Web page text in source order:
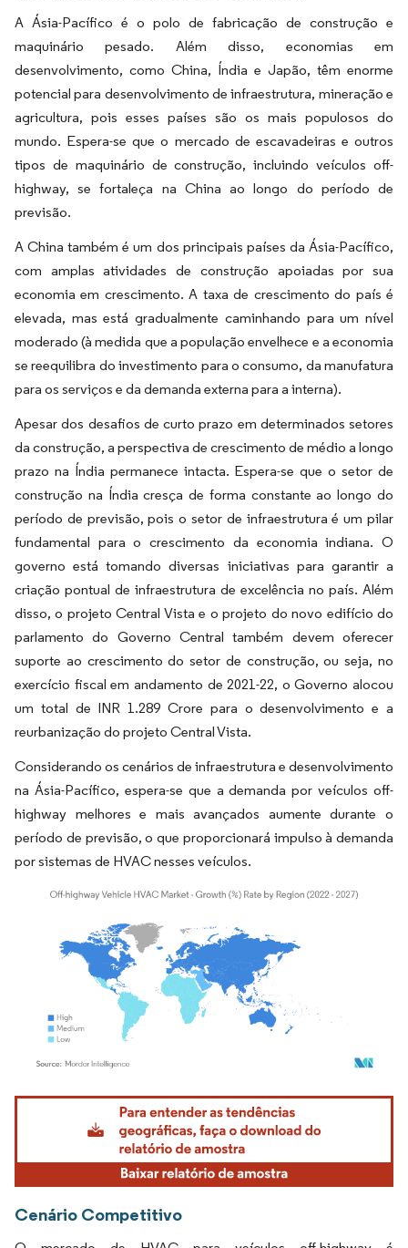
A Ásia-Pacífico é o polo de fabricação de construção e
maquinário pesado. Além disso, economias em
desenvolvimento, como China, Índia e Japão, têm enorme
potencial para desenvolvimento de infraestrutura, mineração e
agricultura, pois esses países são os mais populosos do
mundo. Espera-se que o mercado de escavadeiras e outros
tipos de maquinário de construção, incluindo veículos off-
highway, se fortaleça na China ao longo do período de
previsão.
A China também é um dos principais países da Ásia-Pacífico,
com amplas atividades de construção apoiadas por sua
economia em crescimento. A taxa de crescimento do país é
elevada, mas está gradualmente caminhando para um nível
moderado (à medida que a população envelhece e a economia
se reequilibra do investimento para o consumo, da manufatura
para os serviços e da demanda externa para a interna).
Apesar dos desafios de curto prazo em determinados setores
da construção, a perspectiva de crescimento de médio a longo
prazo na Índia permanece intacta. Espera-se que o setor de
construção na Índia cresça de forma constante ao longo do
período de previsão, pois o setor de infraestrutura é um pilar
fundamental para o crescimento da economia indiana. O
governo está tomando diversas iniciativas para garantir a
criação pontual de infraestrutura de excelência no país. Além
disso, o projeto Central Vista e o projeto do novo edifício do
parlamento do Governo Central também devem oferecer
suporte ao crescimento do setor de construção, ou seja, no
exercício fiscal em andamento de 2021-22, o Governo alocou
um total de INR 1.289 Crore para o desenvolvimento e a
reurbanização do projeto Central Vista.
Considerando os cenários de infraestrutura e desenvolvimento
na Ásia-Pacífico, espera-se que a demanda por veículos off-
highway melhores e mais avançados aumente durante o
período de previsão, o que proporcionará impulso à demanda
por sistemas de HVAC nesses veículos.
Imagem © Mordor Intelligence. O reuso requer atribuição conforme CC BY 4.0.
Cenário Competitivo